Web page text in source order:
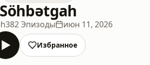
Söhbətgah
382 Эпизоды июн 11, 2026
Избранное